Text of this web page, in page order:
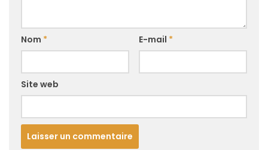
Nom * E-mail *
Site web